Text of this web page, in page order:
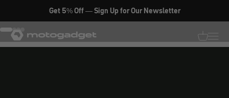
Zum Inhalt springen
Get 5% Off — Sign Up for Our Newsletter
motogadget GmbH
JETZT ENTDECKEN
Gehe zu Element 1
Gehe zu Element 2
Gehe zu Element 3
Gehe zu Element 4